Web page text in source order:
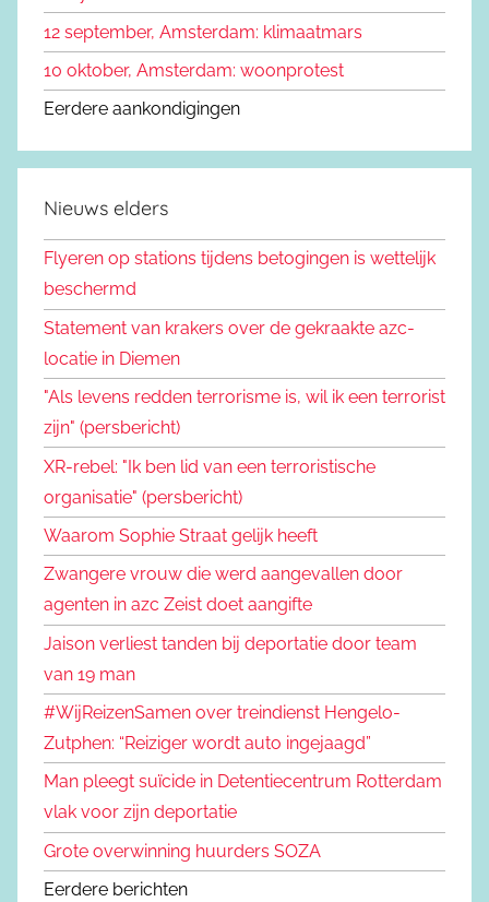
12 september, Amsterdam: klimaatmars
10 oktober, Amsterdam: woonprotest
Eerdere aankondigingen
Nieuws elders
Flyeren op stations tijdens betogingen is wettelijk
beschermd
Statement van krakers over de gekraakte azc-
locatie in Diemen
"Als levens redden terrorisme is, wil ik een terrorist
zijn" (persbericht)
XR-rebel: "Ik ben lid van een terroristische
organisatie" (persbericht)
Waarom Sophie Straat gelijk heeft
Zwangere vrouw die werd aangevallen door
agenten in azc Zeist doet aangifte
Jaison verliest tanden bij deportatie door team
van 19 man
#WijReizenSamen over treindienst Hengelo-
Zutphen: “Reiziger wordt auto ingejaagd”
Man pleegt suïcide in Detentiecentrum Rotterdam
vlak voor zijn deportatie
Grote overwinning huurders SOZA
Eerdere berichten